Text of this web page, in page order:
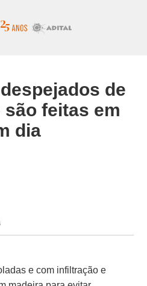
de
são feitas em
dia
e com infiltração e